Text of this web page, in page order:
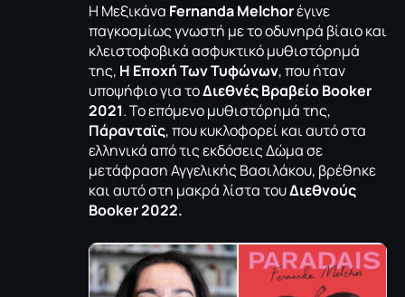
Η Μεξικάνα FernandaMelchorέγινε
παγκοσμίως γνωστή με το οδυνηρά βίαιο και
κλειστοφοβικά ασφυκτικό μυθιστόρημά
της, Η Εποχή Των Τυφώνων, που ήταν
υποψήφιο για τοΔιεθνές ΒραβείοBooker
2021. Το επόμενο μυθιστόρημά της,
Πάρανταϊς, που κυκλοφορεί και αυτό στα
ελληνικά από τις εκδόσεις Δώμα σε
μετάφραση Αγγελικής Βασιλάκου, βρέθηκε
και αυτό στη μακρά λίστα τουΔιεθνούς
Booker2022.